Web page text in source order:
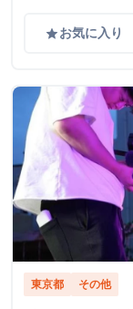
gradeお気に入り
東京都 その他